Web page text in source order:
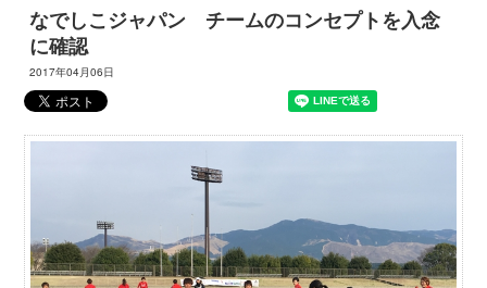
なでしこジャパン チームのコンセプトを入念
に確認
2017年04月06日